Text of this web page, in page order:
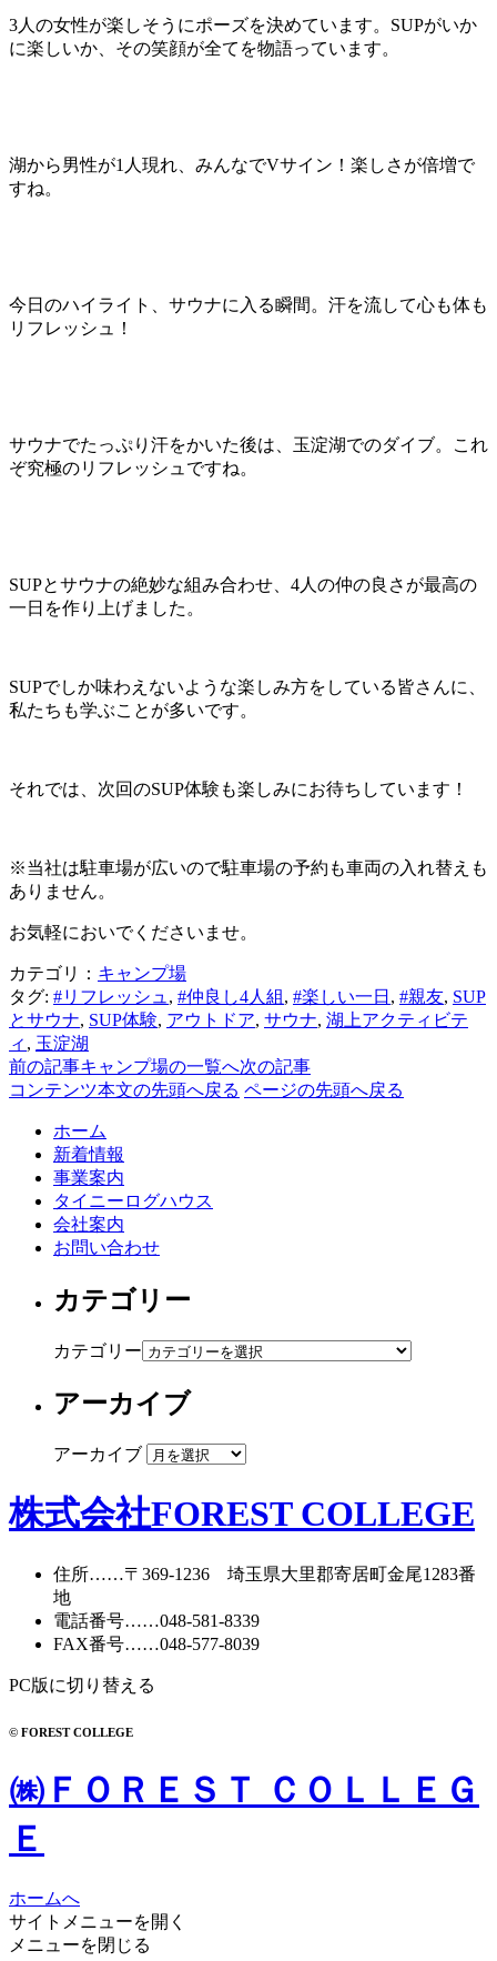
3人の女性が楽しそうにポーズを決めています。SUPがいか
に楽しいか、その笑顔が全てを物語っています。
湖から男性が1人現れ、みんなでVサイン！楽しさが倍増で
すね。
今日のハイライト、サウナに入る瞬間。汗を流して心も体も
リフレッシュ！
サウナでたっぷり汗をかいた後は、玉淀湖でのダイブ。これ
ぞ究極のリフレッシュですね。
SUPとサウナの絶妙な組み合わせ、4人の仲の良さが最高の
一日を作り上げました。
SUPでしか味わえないような楽しみ方をしている皆さんに、
私たちも学ぶことが多いです。
それでは、次回のSUP体験も楽しみにお待ちしています！
※当社は駐車場が広いので駐車場の予約も車両の入れ替えも
ありません。
お気軽においでくださいませ。
カテゴリ： キャンプ場
タグ: #リフレッシュ , #仲良し4人組, #楽しい一日 , #親友, SUP
とサウナ, SUP体験, アウトドア, サウナ, 湖上アクティビテ
ィ , 玉淀湖
前の記事キャンプ場の一覧へ次の記事
コンテンツ本文の先頭へ戻る ページの先頭へ戻る
ホーム
新着情報
事業案内
タイニーログハウス
会社案内
お問い合わせ
カテゴリー
カテゴリー
アーカイブ
アーカイブ
株式会社FOREST COLLEGE
住所……〒369-1236 埼玉県大里郡寄居町金尾1283番
地
電話番号……048-581-8339
FAX番号……048-577-8039
PC版に切り替える
© FOREST COLLEGE
㈱ＦＯＲＥＳＴ ＣＯＬＬＥＧ
Ｅ
ホームへ
サイトメニューを開く
メニューを閉じる